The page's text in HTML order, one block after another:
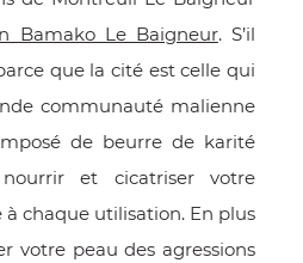
Bamako Le Baigneur. S’il
que la cité est celle qui
communauté malienne
de beurre de karité
et cicatriser votre
chaque utilisation. En plus
votre peau des agressions